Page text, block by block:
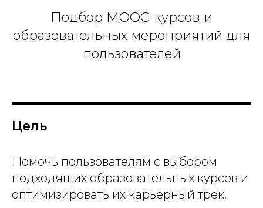
Подбор MOOC-курсов и
образовательных мероприятий для
пользователей
Цель
Помочь пользователям с выбором
подходящих образовательных курсов и
оптимизировать их карьерный трек.